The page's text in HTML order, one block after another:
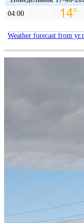
04:00
Weather forecast from